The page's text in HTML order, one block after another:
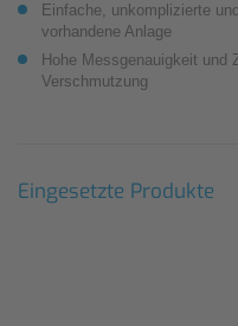
Einfache, unkomplizierte
vorhandene Anlage
Hohe Messgenauigkeit und
Verschmutzung
Eingesetzte Produkte